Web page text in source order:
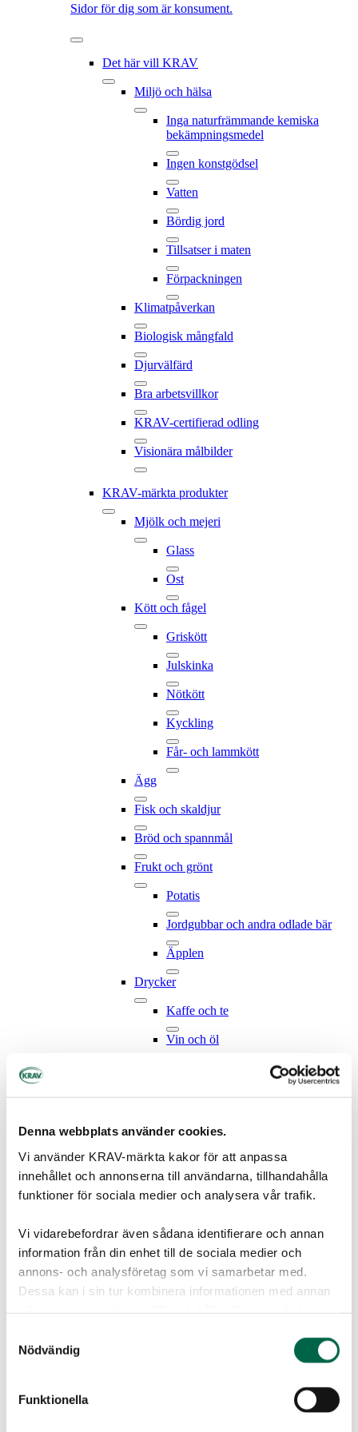
Denna webbplats använder cookies.
Vi använder KRAV-märkta kakor för att anpassa
innehållet och annonserna till användarna, tillhandahålla
funktioner för sociala medier och analysera vår trafik.
Vi vidarebefordrar även sådana identifierare och annan
information från din enhet till de sociala medier och
annons- och analysföretag som vi samarbetar med.
Dessa kan i sin tur kombinera informationen med annan
Nödvändig
Funktionella
Sidor för dig som är konsument.
Det här vill KRAV
Miljö och hälsa
Inga naturfrämmande kemiska
bekämpningsmedel
Ingen konstgödsel
Vatten
Bördig jord
Tillsatser i maten
Förpackningen
Klimatpåverkan
Biologisk mångfald
Djurvälfärd
Bra arbetsvillkor
KRAV-certifierad odling
Visionära målbilder
KRAV-märkta produkter
Mjölk och mejeri
Glass
Ost
Kött och fågel
Griskött
Julskinka
Nötkött
Kyckling
Får- och lammkött
Ägg
Fisk och skaldjur
Bröd och spannmål
Frukt och grönt
Potatis
Jordgubbar och andra odlade bär
Äpplen
Drycker
Kaffe och te
Vin och öl
Jord, gödsel och fröer
Honung
Julgranar
Kontroll av KRAV-märkt
Hitta KRAV-märkt
Gårdsbutiker
Sommarmat